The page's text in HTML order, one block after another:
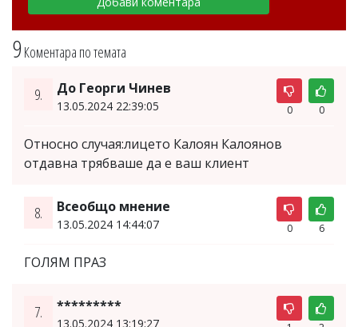
9Коментара по темата
9. До Георги Чинев
13.05.2024 22:39:05 0 0
Относно случая:лицето Калоян Калоянов
отдавна трябваше да е ваш клиент
8. Всеобщо мнение
13.05.2024 14:44:07 0 6
ГОЛЯМ ПРАЗ
7. *********
13.05.2024 13:19:27